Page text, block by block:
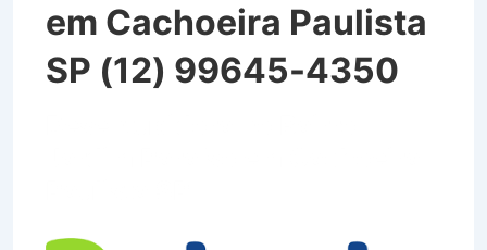
em Cachoeira Paulista
SP (12) 99645-4350